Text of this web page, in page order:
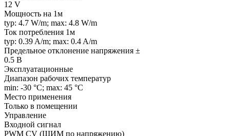
12 V
Мощность на 1м
typ: 4.7 W/m; max: 4.8 W/m
Ток потребления 1м
typ: 0.39 A/m; max: 0.4 A/m
Предельное отклонение напряжения ±
0.5 В
Эксплуатационные
Диапазон рабочих температур
min: -30 °C; max: 45 °C
Место применения
Только в помещении
Управление
Входной сигнал
PWM СV (ШИМ по напряжению)